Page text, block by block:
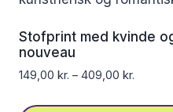
Mulighederne
kan
vælges
på
Stofprint med kvinde
nouveau
149,00 kr. – 409,00 kr.